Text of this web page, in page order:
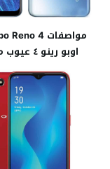
اوبو رينو ٤ عيوب مميزات